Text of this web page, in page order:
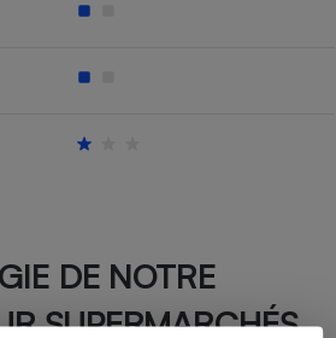
DE NOTRE
SUPERMARCHÉS